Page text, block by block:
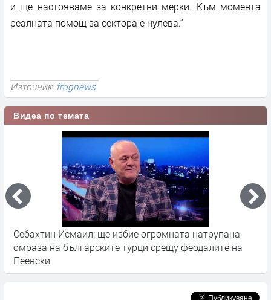
и ще настояваме за конкретни мерки. Към момента
реалната помощ за сектора е нулева.“
Източник:frognews
Видеа по темата
Себахтин Исмаил: ще избие огромната натрупана
омраза на българските турци срещу феодалите на
Пеевски